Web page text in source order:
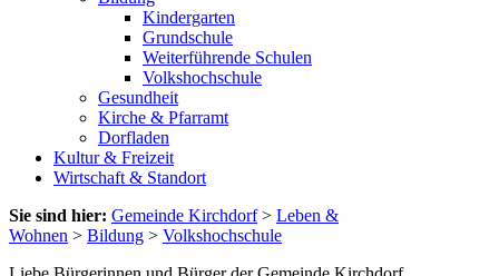
Kindergarten
Grundschule
Weiterführende Schulen
Volkshochschule
Gesundheit
Kirche & Pfarramt
Dorfladen
Kultur & Freizeit
Wirtschaft & Standort
Sie sind hier: Gemeinde Kirchdorf> Leben &
Wohnen > Bildung > Volkshochschule